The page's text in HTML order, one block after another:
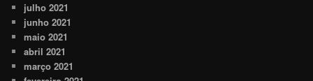
julho 2021
junho 2021
maio 2021
abril 2021
março 2021